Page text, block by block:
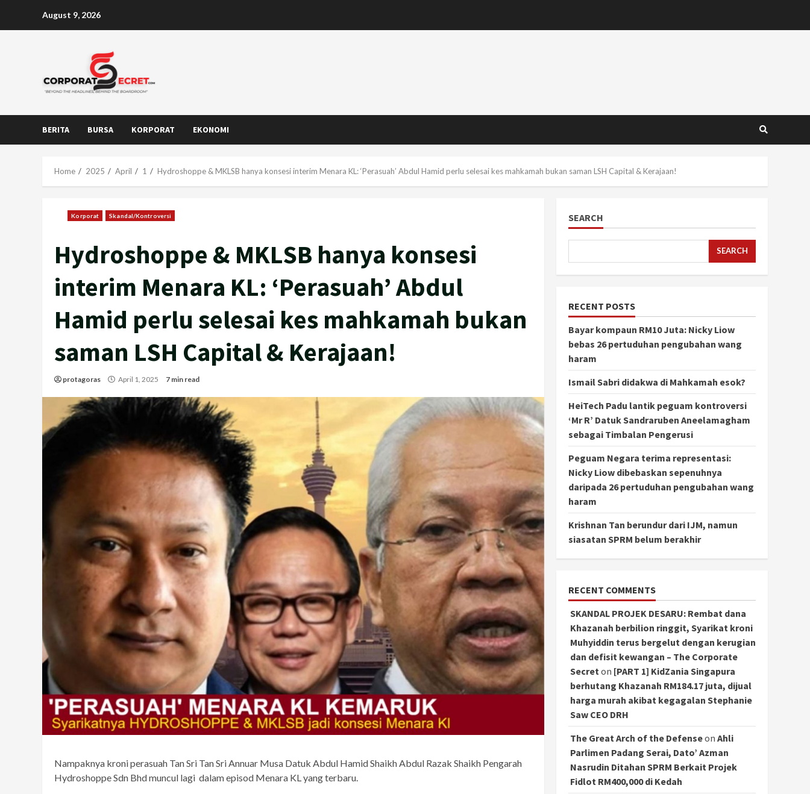
August 9, 2026
BERITA BURSA KORPORAT EKONOMI
Home 2025 April 1 Hydroshoppe & MKLSB hanya konsesi interim Menara KL: ‘Perasuah’ Abdul Hamid perlu selesai kes mahkamah bukan saman LSH Capital & Kerajaan!
Korporat Skandal/Kontroversi
Hydroshoppe & MKLSB hanya konsesi
interim Menara KL: ‘Perasuah’ Abdul
Hamid perlu selesai kes mahkamah bukan
saman LSH Capital & Kerajaan!
protagoras April 1, 2025 7 min read
Nampaknya kroni perasuah Tan Sri Tan Sri Annuar Musa Datuk Abdul Hamid Shaikh Abdul Razak Shaikh Pengarah
Hydroshoppe Sdn Bhd muncul lagi dalam episod Menara KL yang terbaru.
SEARCH
SEARCH
RECENT POSTS
Bayar kompaun RM10 Juta: Nicky Liow
bebas 26 pertuduhan pengubahan wang
haram
Ismail Sabri didakwa di Mahkamah esok?
HeiTech Padu lantik peguam kontroversi
‘Mr R’ Datuk Sandraruben Aneelamagham
sebagai Timbalan Pengerusi
Peguam Negara terima representasi:
Nicky Liow dibebaskan sepenuhnya
daripada 26 pertuduhan pengubahan wang
haram
Krishnan Tan berundur dari IJM, namun
siasatan SPRM belum berakhir
RECENT COMMENTS
SKANDAL PROJEK DESARU: Rembat dana
Khazanah berbilion ringgit, Syarikat kroni
Muhyiddin terus bergelut dengan kerugian
dan defisit kewangan – The Corporate
Secret on [PART 1] KidZania Singapura
berhutang Khazanah RM184.17 juta, dijual
harga murah akibat kegagalan Stephanie
Saw CEO DRH
The Great Arch of the Defenseon Ahli
Parlimen Padang Serai, Dato’ Azman
Nasrudin Ditahan SPRM Berkait Projek
Fidlot RM400,000 di Kedah